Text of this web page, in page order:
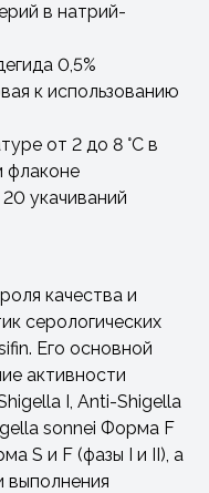
в натрий-
0,5%
к использованию
от 2 до 8 °C в
флаконе
укачиваний
качества и
серологических
Его основной
активности
I, Anti-Shigella
sonnei Форма F
S и F (фазы I и II), а
выполнения